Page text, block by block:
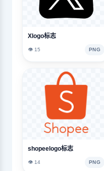
Xlogo标志
👁️ 15 PNG
shopeelogo标志
👁️ 14 PNG